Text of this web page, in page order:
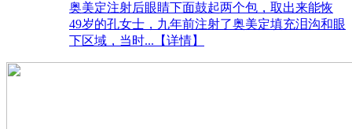
奥美定注射后眼睛下面鼓起两个包，取出来能恢
49岁的孔女士，九年前注射了奥美定填充泪沟和眼
下区域，当时...【详情】